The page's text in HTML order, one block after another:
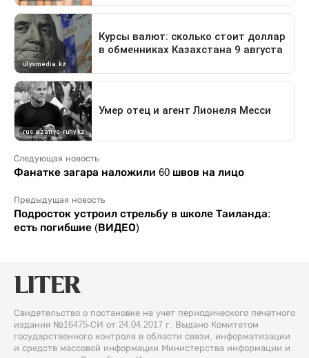
Следующая новость
Фанатке загара наложили 60 швов на лицо
Предыдущая новость
Подросток устроил стрельбу в школе Таиланда:
есть погибшие (ВИДЕО)
Свидетельство о постановке на учет периодического печатного
издания №16475-СИ от 24.04.2017 г. Выдано Комитетом
государственного контроля в области связи, информатизации
и средств массовой информации Министерства информации и